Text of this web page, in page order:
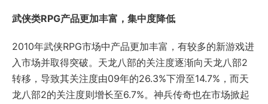
武侠类RPG产品更加丰富，集中度降低
2010年武侠RPG市场中产品更加丰富，有较多的新游戏进
入市场并取得突破。天龙八部的关注度逐渐向天龙八部2
转移，导致其关注度由09年的26.3%下滑至14.7%，而天
龙八部2的关注度则增长至6.7%。神兵传奇也在市场掀起